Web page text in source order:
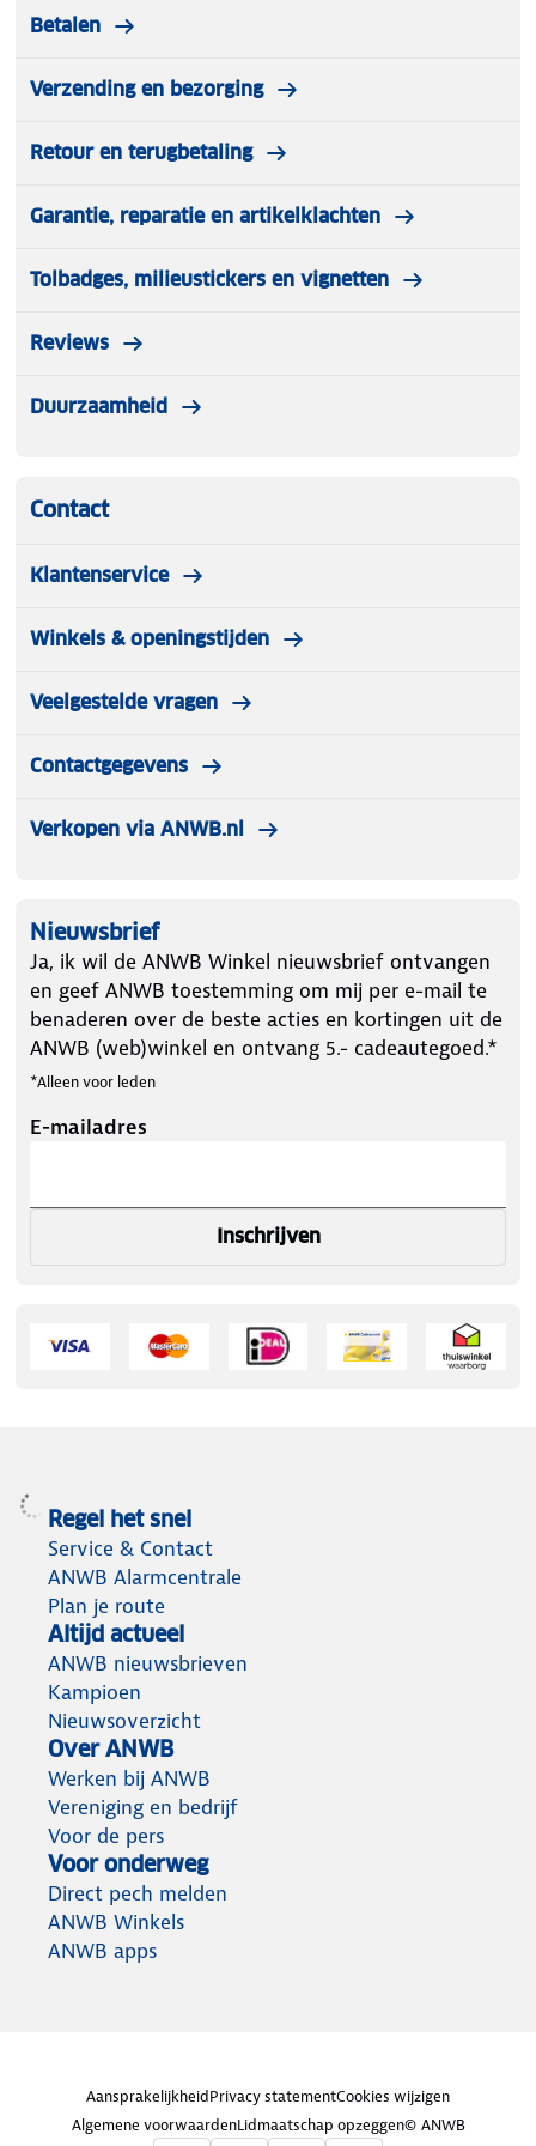
Betalen
Verzending en bezorging
Retour en terugbetaling
Garantie, reparatie en artikelklachten
Tolbadges, milieustickers en vignetten
Reviews
Duurzaamheid
Contact
Klantenservice
Winkels & openingstijden
Veelgestelde vragen
Contactgegevens
Verkopen via ANWB.nl
Nieuwsbrief
Ja, ik wil de ANWB Winkel nieuwsbrief ontvangen
en geef ANWB toestemming om mij per e-mail te
benaderen over de beste acties en kortingen uit de
ANWB (web)winkel en ontvang 5.- cadeautegoed.*
*Alleen voor leden
E-mailadres
Inschrijven
Regel het snel
Service & Contact
ANWB Alarmcentrale
Plan je route
Altijd actueel
ANWB nieuwsbrieven
Kampioen
Nieuwsoverzicht
Over ANWB
Werken bij ANWB
Vereniging en bedrijf
Voor de pers
Voor onderweg
Direct pech melden
ANWB Winkels
ANWB apps
AansprakelijkheidPrivacy statementCookies wijzigen
Algemene voorwaardenLidmaatschap opzeggen© ANWB